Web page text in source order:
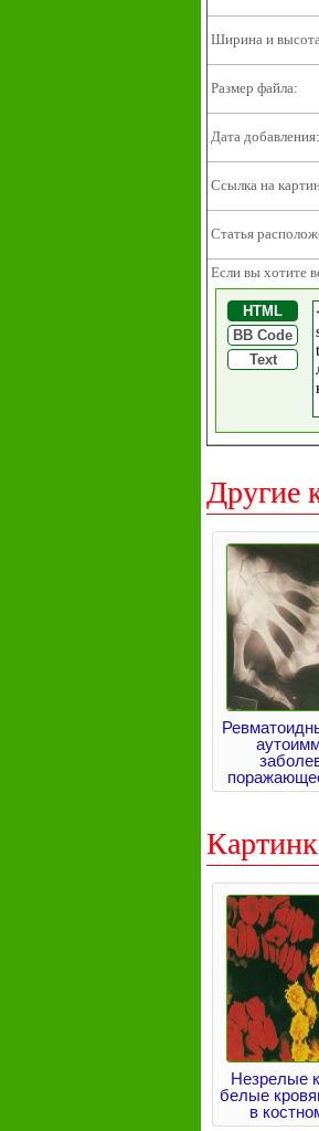
Ширина и
Размер файла:
Дата добавления:
Ссылка на
Статья
Если вы хотите
HTML
BB Code
Text
Другие
Незрелые
белые
в